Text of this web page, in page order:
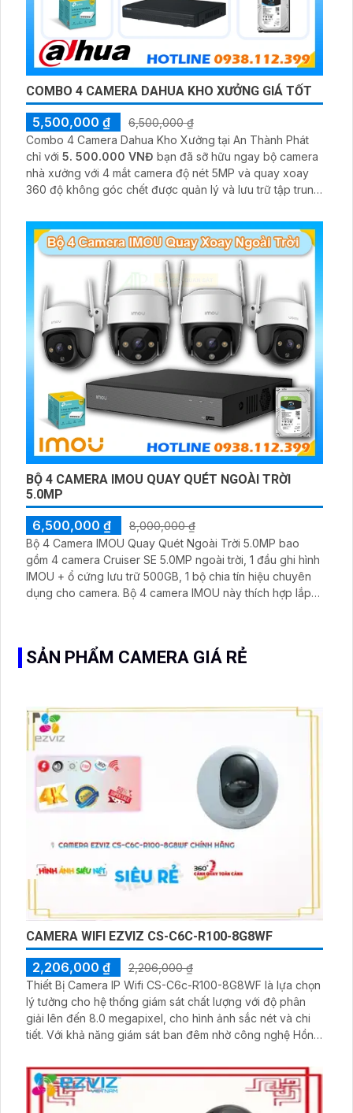
COMBO 4 CAMERA DAHUA KHO XƯỞNG GIÁ TỐT
5,500,000 ₫
6,500,000 ₫
Combo 4 Camera Dahua Kho Xưởng tại An Thành Phát
chỉ với 5. 500.000 VNĐ bạn đã sỡ hữu ngay bộ camera
nhà xưởng với 4 mắt camera độ nét 5MP và quay xoay
360 độ không góc chết được quản lý và lưu trữ tập trung
BỘ 4 CAMERA IMOU QUAY QUÉT NGOÀI TRỜI
5.0MP
6,500,000 ₫
8,000,000 ₫
Bộ 4 Camera IMOU Quay Quét Ngoài Trời 5.0MP bao
gồm 4 camera Cruiser SE 5.0MP ngoài trời, 1 đầu ghi hình
IMOU + ổ cứng lưu trữ 500GB, 1 bộ chia tín hiệu chuyên
dụng cho camera. Bộ 4 camera IMOU này thích hợp lắp
SẢN PHẨM CAMERA GIÁ RẺ
CAMERA WIFI EZVIZ CS-C6C-R100-8G8WF
2,206,000 ₫
2,206,000 ₫
Thiết Bị Camera IP Wifi CS-C6c-R100-8G8WF là lựa chọn
lý tưởng cho hệ thống giám sát chất lượng với độ phân
giải lên đến 8.0 megapixel, cho hình ảnh sắc nét và chi
tiết. Với khả năng giám sát ban đêm nhờ công nghệ Hồng
công nghệ IP Wifi, camera không bị giảm chất lượng, mà
còn cho phép xem hình ảnh màu sắc ban đêm